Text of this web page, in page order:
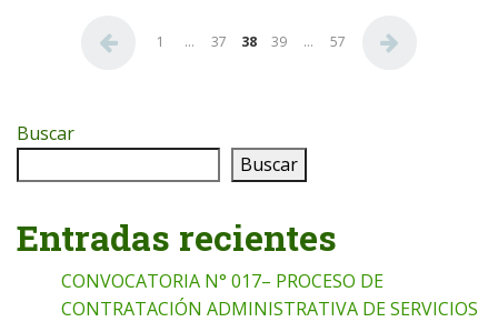
Paginación de entradas
1 … 37 38 39 … 57
Buscar
Buscar
Entradas recientes
CONVOCATORIA N° 017– PROCESO DE
CONTRATACIÓN ADMINISTRATIVA DE SERVICIOS